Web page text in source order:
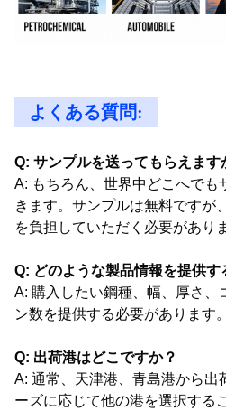
よくある質問:
Q: サンプルを送ってもらえます
A: もちろん、世界中どこへでも
きます。サンプルは無料ですが
を負担していただく必要があり
Q: どのような製品情報を提供す
A: 購入したい鋼種、幅、厚さ、
ン数を提供する必要があります。
Q: 出荷港はどこですか？
A: 通常、天津港、青島港から出
ーズに応じて他の港を選択する